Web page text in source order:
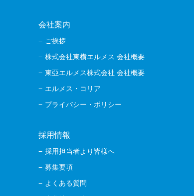
会社案内
ご挨拶
株式会社東横エルメス 会社概要
東亞エルメス株式会社 会社概要
エルメス・コリア
プライバシー・ポリシー
採用情報
採用担当者より皆様へ
募集要項
よくある質問